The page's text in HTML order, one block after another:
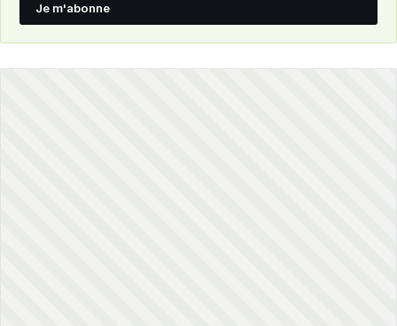
Je m'abonne